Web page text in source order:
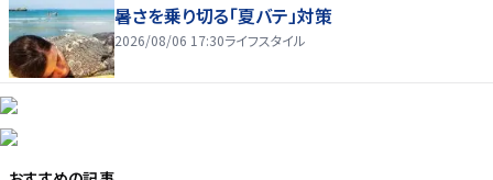
暑さを乗り切る「夏バテ」対策
2026/08/06 17:30ライフスタイル